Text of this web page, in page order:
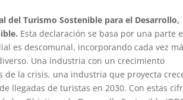
del Turismo Sostenible para el Desarrollo,
Esta declaración se basa por una parte
es descomunal, incorporando cada vez
Una industria con un crecimiento
de la crisis, una industria que proyecta
llegadas de turistas en 2030. Con estas